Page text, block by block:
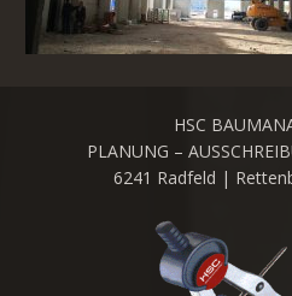
HSC
PLANUNG –
6241 Radfeld |